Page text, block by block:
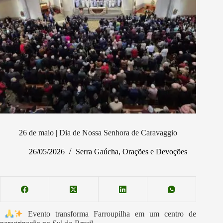
26 de maio | Dia de Nossa Senhora de Caravaggio
26/05/2026 Serra Gaúcha,Orações e Devoções
Evento transforma Farroupilha em um centro de